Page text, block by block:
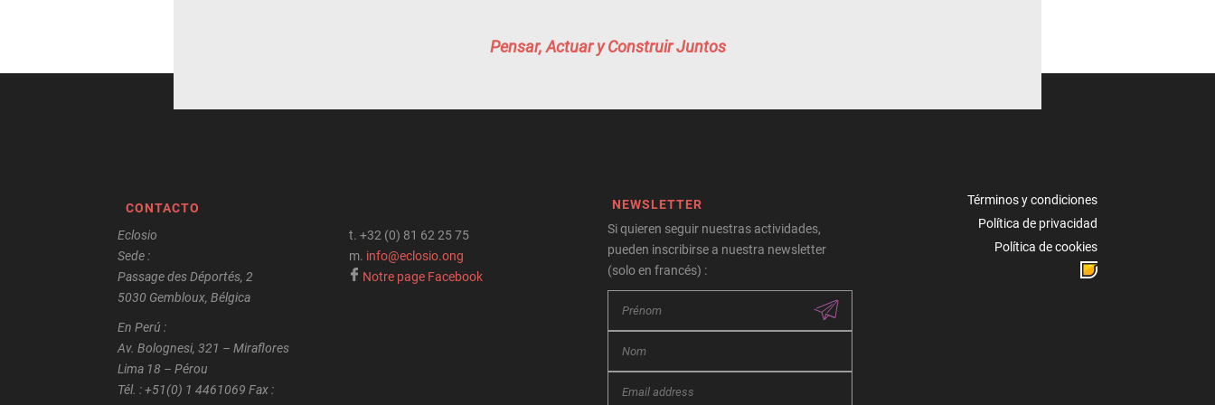
Pensar, Actuar y Construir Juntos
CONTACTO
Eclosio
Sede :
Passage des Déportés, 2
5030 Gembloux, Bélgica
En Perú :
Av. Bolognesi, 321 – Miraflores
Lima 18 – Pérou
Tél. : +51(0) 1 4461069 Fax :
t. +32 (0) 81 62 25 75
m. info@eclosio.ong
Notre page Facebook
NEWSLETTER
Si quieren seguir nuestras actividades,
pueden inscribirse a nuestra newsletter
(solo en francés) :
Términos y condiciones
Política de privacidad
Política de cookies